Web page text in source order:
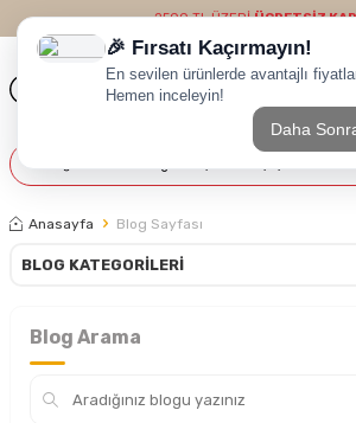
2500 TL ÜZERİÜCRETSİZ
Anasayfa Blog Sayfası
BLOG KATEGORILERI
Blog Arama